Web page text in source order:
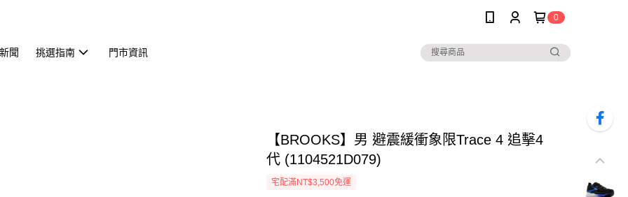
0
聞 挑選指南 門市資訊
【BROOKS】男 避震緩衝象限Trace 4 追擊4
代 (1104521D079)
宅配滿NT$3,500免運